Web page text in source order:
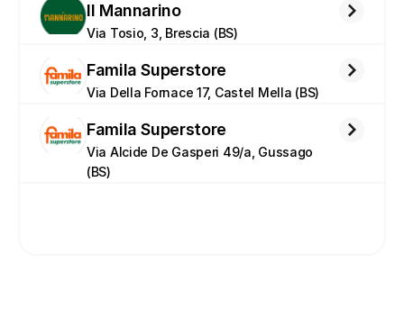
Il Mannarino
Via Tosio, 3, Brescia (BS)
Famila Superstore
Via Della Fornace 17, Castel Mella (BS)
Famila Superstore
Via Alcide De Gasperi 49/a, Gussago
(BS)